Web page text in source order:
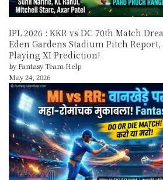
IPL 2026 : KKR vs DC 70th Match
Eden Gardens Stadium Pitch Report,
Playing XI Prediction!
by Fantasy Team Help
May 24, 2026